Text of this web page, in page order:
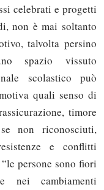
celebrati e progetti
non è mai soltanto
talvolta persino
spazio vissuto
scolastico può
quali senso di
timore
non riconosciuti,
e conflitti
persone sono fiori
nei cambiamenti